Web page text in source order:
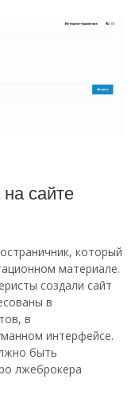
сайте
который
материале.
создали сайт
в
в
интерфейсе.
быть
лжеброкера